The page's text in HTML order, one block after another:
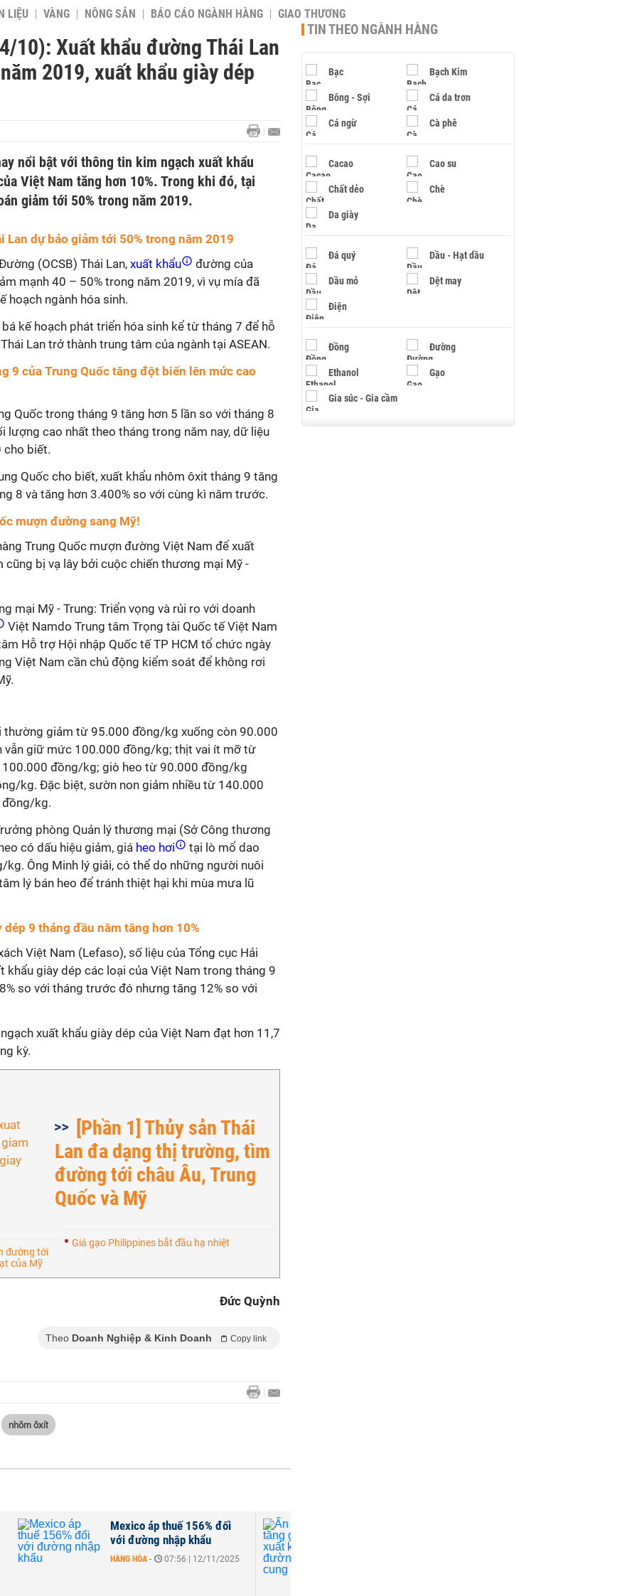
LIỆU VÀNG NÔNG SẢN BÁO CÁO NGÀNH HÀNG GIAO THƯƠNG
10): Xuất khẩu đường Thái Lan
2019, xuất khẩu giày dép
nổi bật với thông tin kim ngạch xuất khẩu
Việt Nam tăng hơn 10%. Trong khi đó, tại
giảm tới 50% trong năm 2019.
Lan dự báo giảm tới 50% trong năm 2019
(OCSB) Thái Lan, xuất khẩu
đường của
mạnh 40 – 50% trong năm 2019, vì vụ mía đã
hoạch ngành hóa sinh.
kế hoạch phát triển hóa sinh kể từ tháng 7 để hỗ
Lan trở thành trung tâm của ngành tại ASEAN.
9 của Trung Quốc tăng đột biến lên mức cao
Quốc trong tháng 9 tăng hơn 5 lần so với tháng 8
lượng cao nhất theo tháng trong năm nay, dữ liệu
cho biết.
Quốc cho biết, xuất khẩu nhôm ôxit tháng 9 tăng
8 và tăng hơn 3.400% so với cùng kì năm trước.
mượn đường sang Mỹ!
Trung Quốc mượn đường Việt Nam để xuất
cũng bị vạ lây bởi cuộc chiến thương mại Mỹ -
mại Mỹ - Trung: Triển vọng và rủi ro với doanh
Việt Namdo Trung tâm Trọng tài Quốc tế Việt Nam
Hỗ trợ Hội nhập Quốc tế TP HCM tổ chức ngày
Việt Nam cần chủ động kiểm soát để không rơi
thường giảm từ 95.000 đồng/kg xuống còn 90.000
giữ mức 100.000 đồng/kg; thịt vai ít mỡ từ
đồng/kg; giò heo từ 90.000 đồng/kg
kg. Đặc biệt, sườn non giảm nhiều từ 140.000
kg.
phòng Quản lý thương mại (Sở Công thương
có dấu hiệu giảm, giá heo hơi
tại lò mổ dao
Ông Minh lý giải, có thể do những người nuôi
lý bán heo để tránh thiệt hại khi mùa mưa lũ
9 tháng đầu năm tăng hơn 10%
Việt Nam (Lefaso), số liệu của Tổng cục Hải
khẩu giày dép các loại của Việt Nam trong tháng 9
so với tháng trước đó nhưng tăng 12% so với
xuất khẩu giày dép của Việt Nam đạt hơn 11,7
kỳ.
[Phần 1] Thủy sản Thái
Lan đa dạng thị trường, tìm
đường tới châu Âu, Trung
Quốc và Mỹ
Giá gạo Philippines bắt đầu hạ nhiệt
đường tới
của Mỹ
Đức Quỳnh
Theo Doanh Nghiệp & Kinh Doanh Copy link
nhôm ôxít
Mexico áp thuế 156% đối
với đường nhập khẩu
HÀNG HÓA - 07:56 | 12/11/2025
TIN THEO NGÀNH HÀNG
Bạc Bạch Kim
Bông - Sợi Cá da trơn
Cá ngừ Cà phê
Cacao Cao su
Chất dẻo Chè
Da giày
Đá quý Dầu - Hạt dầu
Dầu mỏ Dệt may
Điện
Đồng Đường
Ethanol Gạo
Gia súc - Gia cầm